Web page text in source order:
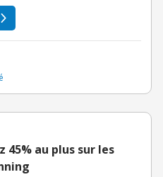
45% au plus sur les